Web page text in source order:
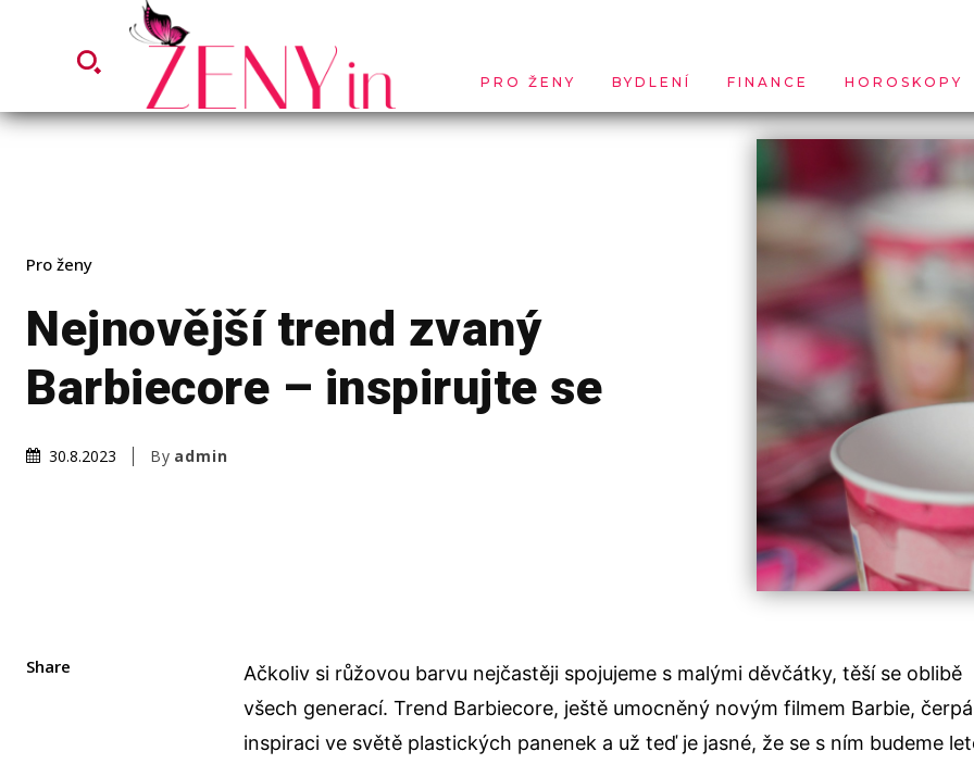
PRO ŽENY BYDLENÍ FINANCE HOROSKOPY
Pro ženy
Nejnovější trend zvaný
Barbiecore – inspirujte se
30.8.2023 By admin
Share
Ačkoliv si růžovou barvu nejčastěji spojujeme s malými děvčátky, těší se oblibě
všech generací. Trend Barbiecore, ještě umocněný novým filmem Barbie, čerpá
inspiraci ve světě plastických panenek a už teď je jasné, že se s ním budeme